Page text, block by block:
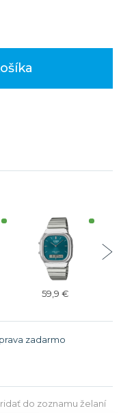
59,9 €
zadarmo
do zoznamu želaní